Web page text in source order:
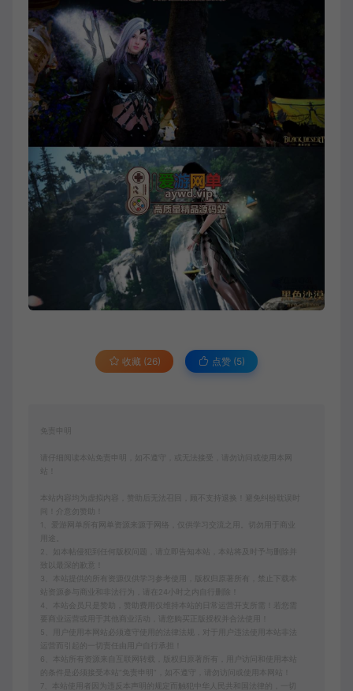
收藏 (26) 点赞 (5)
免责申明
请仔细阅读本站免责申明，如不遵守，或无法接受，请勿访问或使用本网
本站内容均为虚拟内容，赞助后无法召回，顾不支持退换！避免纠纷耽误时
间！介意勿赞助！
1、爱游网单所有网单资源来源于网络，仅供学习交流之用。切勿用于商业
2、如本帖侵犯到任何版权问题，请立即告知本站，本站将及时予与删除并
致以最深的歉意！
3、本站提供的所有资源仅供学习参考使用，版权归原著所有，禁止下载本
站资源参与商业和非法行为，请在24小时之内自行删除！
4、本站会员只是赞助，赞助费用仅维持本站的日常运营开支所需！若您需
要商业运营或用于其他商业活动，请您购买正版授权并合法使用！
5、用户使用本网站必须遵守使用的法律法规，对于用户违法使用本站非法
6、本站所有资源来自互联网转载，版权归原著所有，用户访问和使用本站
的条件是必须接受本站“免责申明”，如不遵守，请勿访问或使用本网站！
7、本站使用者因为违反本声明的规定而触犯中华人民共和国法律的，一切